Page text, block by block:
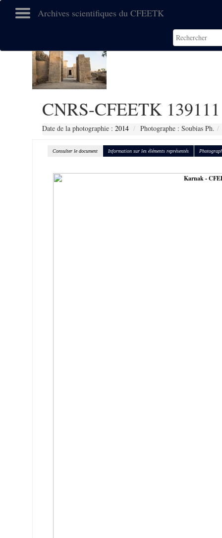
Archives scientifiques du CFEETK
CNRS-CFEETK 139111
Date de la photographie : 2014 Photographe : Soubias Ph.
Consulter le document Information sur les éléments représentés